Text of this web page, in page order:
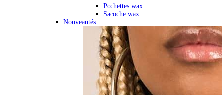
Pochettes wax
Sacoche wax
Nouveautés